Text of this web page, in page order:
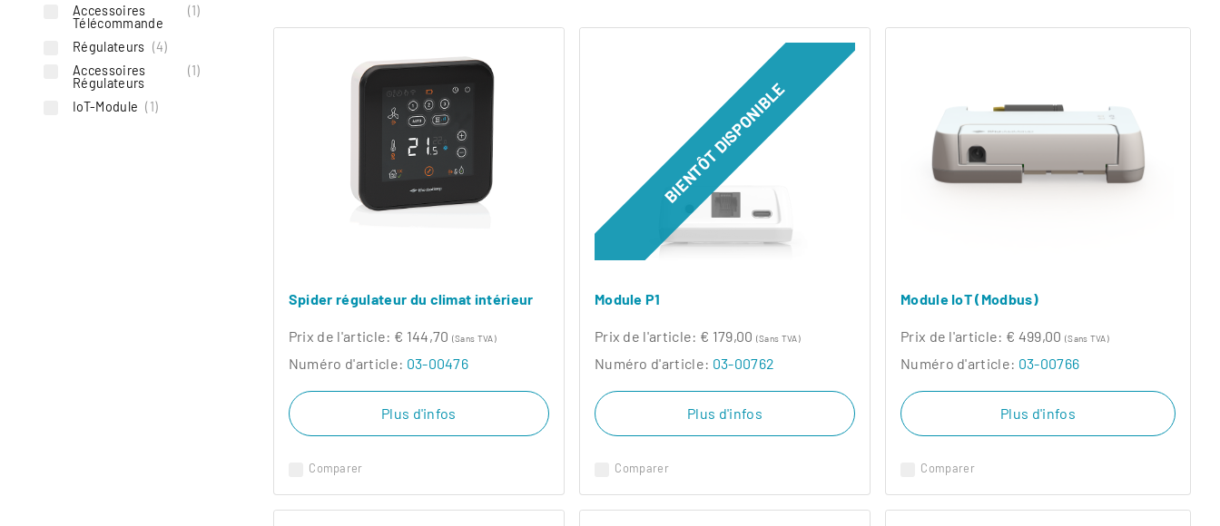
Toggle Dropdown
Toggle Dropdown
Accessoires
Télécommande
(1)
Régulateurs (4)
Accessoires
Régulateurs
(1)
IoT-Module (1)
Comparer
Spider régulateur du climat intérieur
Prix ​​de l'article: € 144,70 (Sans TVA)
Numéro d'article: 03-00476
Plus d'infos
BIENTÔT DISPONIBLE
Comparer
Module P1
Prix ​​de l'article: € 179,00 (Sans TVA)
Numéro d'article: 03-00762
Plus d'infos
Comparer
Module IoT (Modbus)
Prix ​​de l'article: € 499,00 (Sans TVA)
Numéro d'article: 03-00766
Plus d'infos